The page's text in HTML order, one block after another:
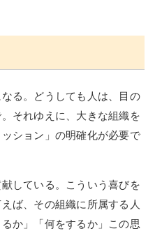
る。どうしても人は、目の
それゆえに、大きな組織を
ション」の明確化が必要で
している。こういう喜びを
ば、その組織に所属する人
か」「何をするか」この思